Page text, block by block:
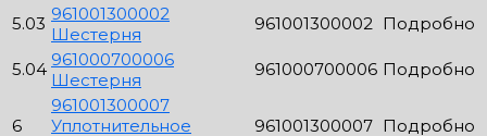
5.03 961001300002
Шестерня
961001300002 Подробно
5.04 961000700006
Шестерня
961000700006 Подробно
6
961001300007
Уплотнительное
961001300007 Подробно